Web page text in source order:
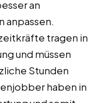
an
anpassen.
tragen in
und müssen
Stunden
haben in